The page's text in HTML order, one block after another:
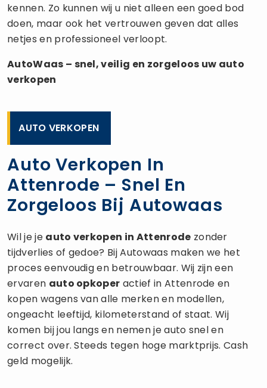
kennen. Zo kunnen wij u niet alleen een goed bod
doen, maar ook het vertrouwen geven dat alles
netjes en professioneel verloopt.
AutoWaas – snel, veilig en zorgeloos uw auto
verkopen
AUTO VERKOPEN
Auto Verkopen In
Attenrode – Snel En
Zorgeloos Bij Autowaas
Wil je je auto verkopen in Attenrode zonder
tijdverlies of gedoe? Bij Autowaas maken we het
proces eenvoudig en betrouwbaar. Wij zijn een
ervaren auto opkoper actief in Attenrode en
kopen wagens van alle merken en modellen,
ongeacht leeftijd, kilometerstand of staat. Wij
komen bij jou langs en nemen je auto snel en
correct over. Steeds tegen hoge marktprijs. Cash
geld mogelijk.